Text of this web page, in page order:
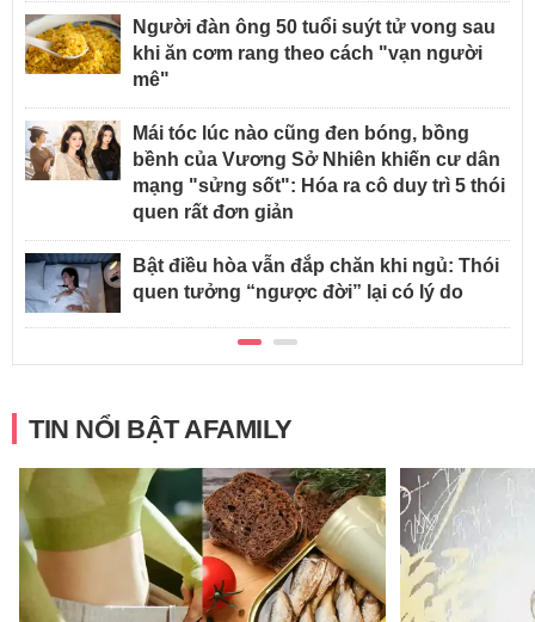
Người đàn ông 50 tuổi suýt tử vong sau
khi ăn cơm rang theo cách "vạn người
mê"
Mái tóc lúc nào cũng đen bóng, bồng
bềnh của Vương Sở Nhiên khiến cư dân
mạng "sửng sốt": Hóa ra cô duy trì 5 thói
quen rất đơn giản
Bật điều hòa vẫn đắp chăn khi ngủ: Thói
quen tưởng “ngược đời” lại có lý do
TIN NỔI BẬT AFAMILY